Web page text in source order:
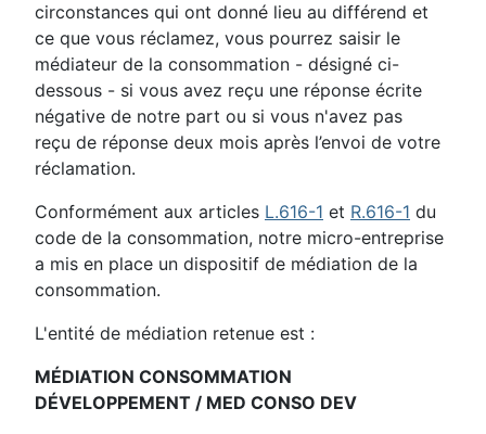
circonstances qui ont donné lieu au différend et
ce que vous réclamez, vous pourrez saisir le
médiateur de la consommation - désigné ci-
dessous - si vous avez reçu une réponse écrite
négative de notre part ou si vous n'avez pas
reçu de réponse deux mois après l’envoi de votre
réclamation.
Conformément aux articles L.616-1 et R.616-1 du
code de la consommation, notre micro-entreprise
a mis en place un dispositif de médiation de la
consommation.
L'entité de médiation retenue est :
MÉDIATION CONSOMMATION
DÉVELOPPEMENT / MED CONSO DEV